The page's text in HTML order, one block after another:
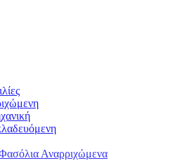
Αναρριχώμενα